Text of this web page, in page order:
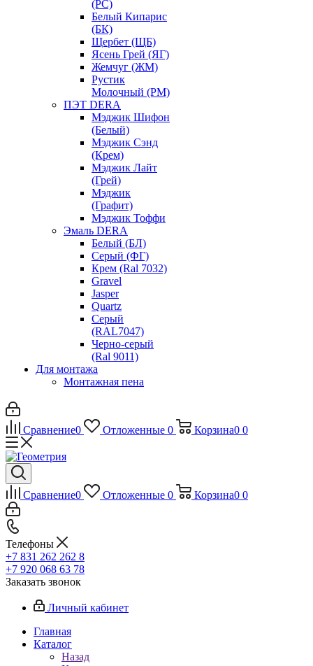
(РС)
Белый Кипарис
(БК)
Щербет (ЩБ)
Ясень Грей (ЯГ)
Жемчуг (ЖМ)
Рустик
Молочный (РМ)
ПЭТ DERA
Мэджик Шифон
(Белый)
Мэджик Сэнд
(Крем)
Мэджик Лайт
(Грей)
Мэджик
(Графит)
Мэджик Тоффи
Эмаль DERA
Белый (БЛ)
Серый (ФГ)
Крем (Ral 7032)
Gravel
Jasper
Quartz
Серый
(RAL7047)
Черно-серый
(Ral 9011)
Для монтажа
Монтажная пена
Сравнение0 Отложенные 0 Корзина0 0
Сравнение0 Отложенные 0 Корзина0 0
Телефоны
+7 831 262 262 8
+7 920 068 63 78
Заказать звонок
Личный кабинет
Главная
Каталог
Назад